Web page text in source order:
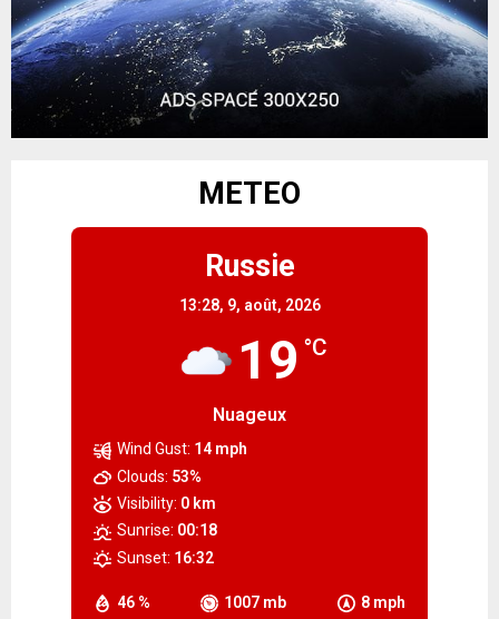
METEO
Russie
13:28, 9, août, 2026
19 °C
Nuageux
46 % 1007 mb 8 mph
Wind Gust: 14 mph
Clouds: 53%
Visibility: 0 km
Sunrise: 00:18
Sunset: 16:32